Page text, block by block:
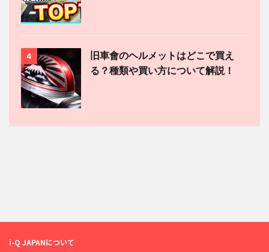
4
旧車會のヘルメットはどこで買え
る？種類や買い方について解説！
i-Q JAPANについて